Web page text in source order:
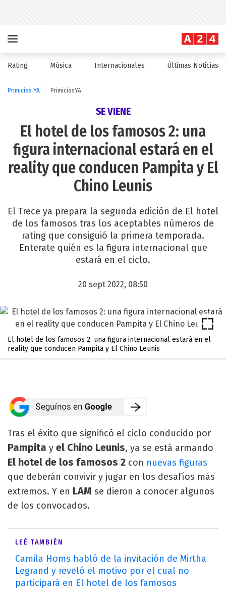
Rating Música Internacionales Últimas Noticias
Primicias YA PrimiciasYA
SE VIENE
El hotel de los famosos 2: una
figura internacional estará en el
reality que conducen Pampita y El
Chino Leunis
El Trece ya prepara la segunda edición de El hotel
de los famosos tras los aceptables números de
rating que consiguió la primera temporada.
Enterate quién es la figura internacional que
estará en el ciclo.
20 sept 2022, 08:50
El hotel de los famosos 2: una figura internacional estará en el
reality que conducen Pampita y El Chino Leunis
Tras el éxito que significó el ciclo conducido por
Pampita y el Chino Leunis, ya se está armando
El hotel de los famosos 2 con nuevas figuras
que deberán convivir y jugar en los desafíos más
extremos. Y en LAM se dieron a conocer algunos
de los convocados.
LEÉ TAMBIÉN
Camila Homs habló de la invitación de Mirtha
Legrand y reveló el motivo por el cual no
participará en El hotel de los famosos